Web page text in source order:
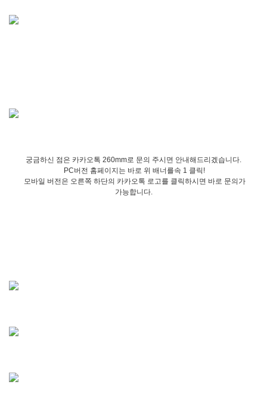
궁금하신 점은 카카오톡 260mm로 문의 주시면 안내해드리겠습니다.
PC버전 홈페이지는 바로 위 배너를속 1 클릭!
모바일 버전은 오른쪽 하단의 카카오톡 로고를 클릭하시면 바로 문의가
가능합니다.